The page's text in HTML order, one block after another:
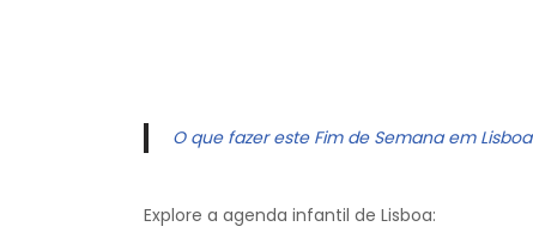
O que fazer este Fim de Semana em Lisboa
Explore a agenda infantil de Lisboa: